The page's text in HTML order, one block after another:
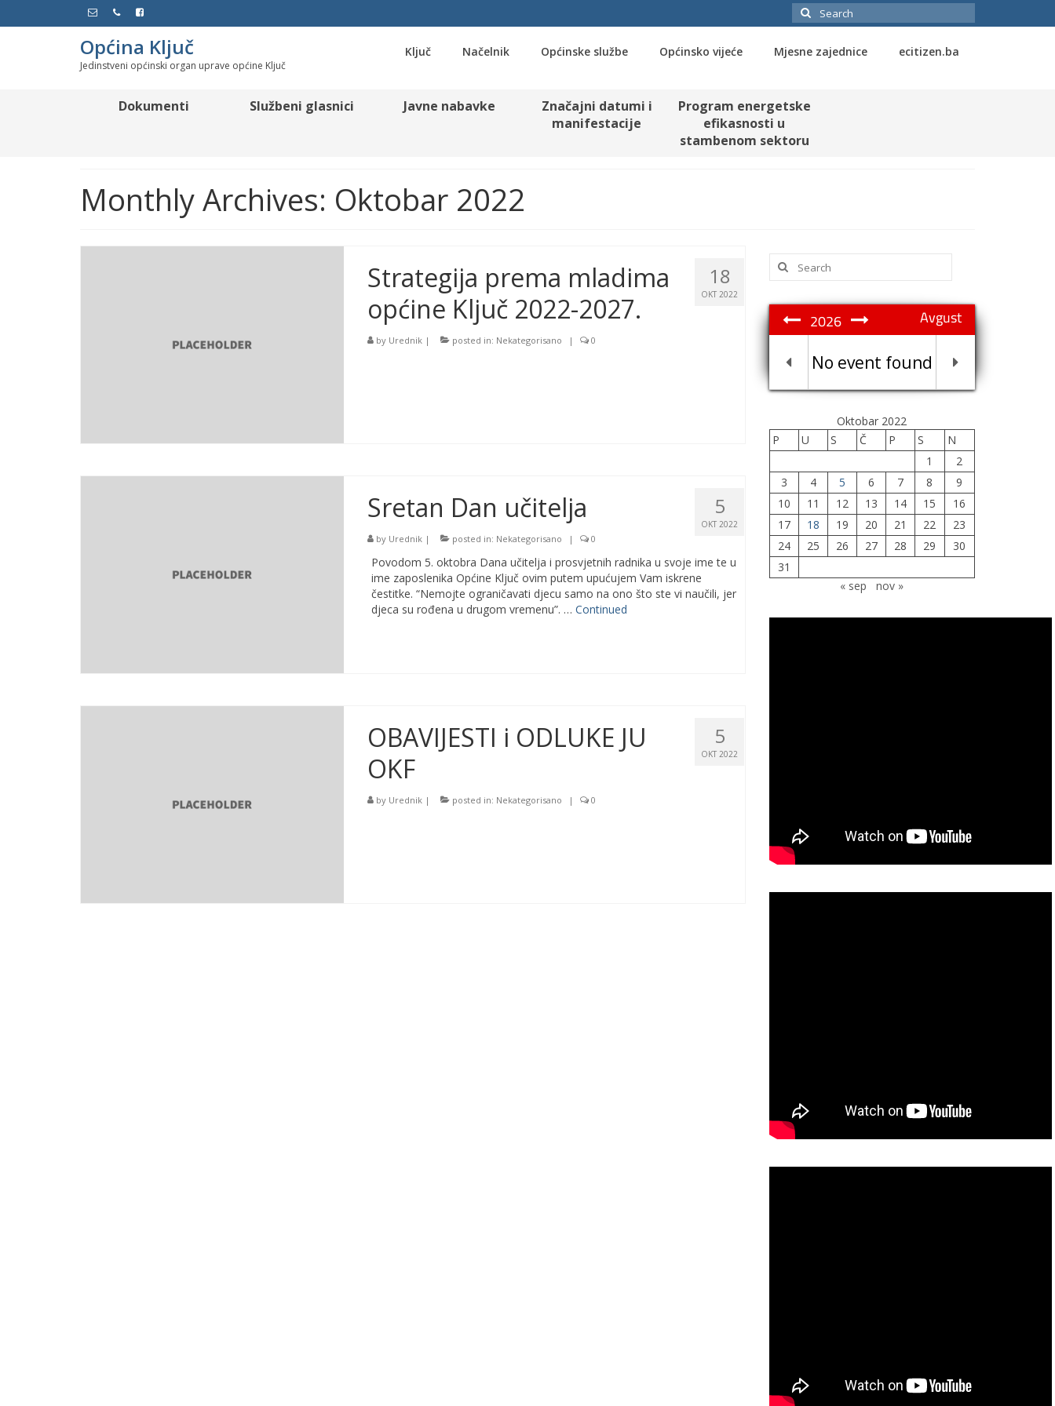
Search
for:
Općina Ključ
Jedinstveni općinski organ uprave općine Ključ
Ključ Načelnik Općinske službe Općinsko vijeće Mjesne zajednice ecitizen.ba
Dokumenti Službeni glasnici Javne nabavke
Značajni datumi i
manifestacije
Program energetske
efikasnosti u
stambenom sektoru
Monthly Archives: Oktobar 2022
18
OKT 2022
Strategija prema mladima
općine Ključ 2022-2027.
by Urednik| posted in: Nekategorisano | 0
5
OKT 2022
Sretan Dan učitelja
by Urednik| posted in: Nekategorisano | 0
Povodom 5. oktobra Dana učitelja i prosvjetnih radnika u svoje ime te u
ime zaposlenika Općine Ključ ovim putem upućujem Vam iskrene
čestitke. “Nemojte ograničavati djecu samo na ono što ste vi naučili, jer
djeca su rođena u drugom vremenu”. … Continued
5
OKT 2022
OBAVIJESTI i ODLUKE JU
OKF
by Urednik| posted in: Nekategorisano | 0
Search
for:
Avgust
2026
No event found
Oktobar 2022
P
U S Č P S
N
1
2
3
4 5 6 7 8
9
10
11 12 13 14 15
16
17
18 19 20 21 22
23
24
25 26 27 28 29
30
31
« sep
nov »